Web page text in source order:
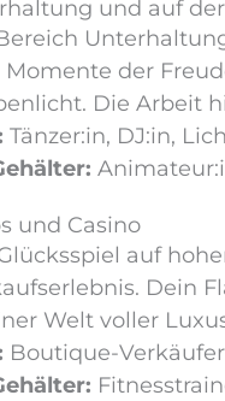
und auf
der
Die Arbeit
Tänzer:in, DJ:in,
und Casino
auf
Dein
Welt voller
Boutique-